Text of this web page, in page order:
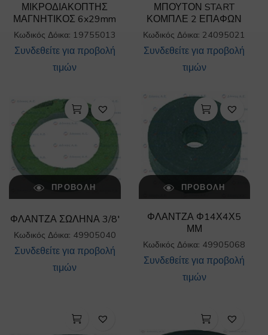
ΜΙΚΡΟΔΙΑΚΟΠΤΗΣ
ΜΑΓΝΗΤΙΚΟΣ 6x29mm
Κωδικός Δόικα: 19755013
Συνδεθείτε για προβολή
τιμών
ΜΠΟΥΤΟΝ START
ΚΟΜΠΛΕ 2 ΕΠΑΦΩΝ
Κωδικός Δόικα: 24095021
Συνδεθείτε για προβολή
τιμών
ΠΡΟΒΟΛΉ
ΦΛΑΝΤΖΑ ΣΩΛΗΝΑ 3/8′
Κωδικός Δόικα: 49905040
Συνδεθείτε για προβολή
τιμών
ΠΡΟΒΟΛΉ
ΦΛΑΝΤΖΑ Φ14Χ4Χ5
ΜΜ
Κωδικός Δόικα: 49905068
Συνδεθείτε για προβολή
τιμών